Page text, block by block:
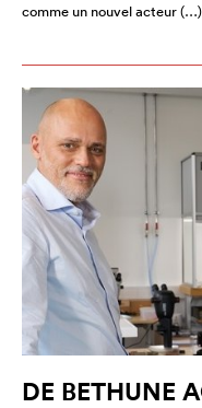
comme un nouvel acteur (…)
DE BETHUNE